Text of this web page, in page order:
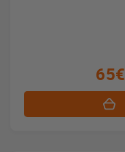
65€